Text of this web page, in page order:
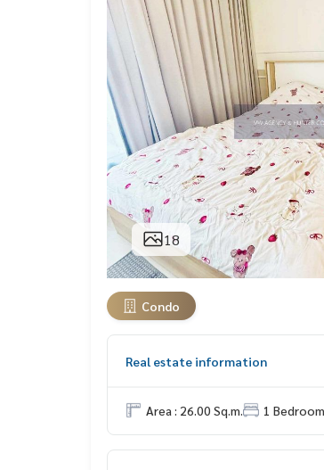
18
Condo
Real estate information
Area : 26.00 Sq.m. 1 Bedroom